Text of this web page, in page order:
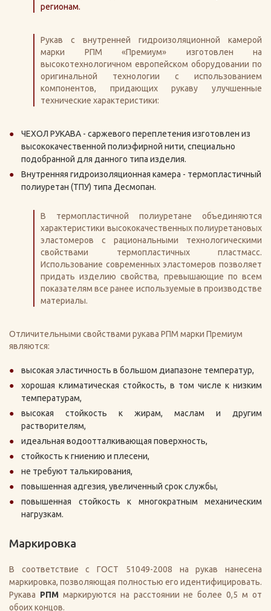
регионам.
Рукав с внутренней гидроизоляционной камерой
марки РПМ «Премиум» изготовлен на
высокотехнологичном европейском оборудовании по
оригинальной технологии с использованием
компонентов, придающих рукаву улучшенные
технические характеристики:
ЧЕХОЛ РУКАВА - саржевого переплетения изготовлен из
высококачественной полиэфирной нити, специально
подобранной для данного типа изделия.
Внутренняя гидроизоляционная камера - термопластичный
полиуретан (ТПУ) типа Десмопан.
В термопластичной полиуретане объединяются
характеристики высококачественных полиуретановых
эластомеров с рациональными технологическими
свойствами термопластичных пластмасс.
Использование современных эластомеров позволяет
придать изделию свойства, превышающие по всем
показателям все ранее используемые в производстве
материалы.
Отличительными свойствами рукава РПМ марки Премиум
являются:
высокая эластичность в большом диапазоне температур,
хорошая климатическая стойкость, в том числе к низким
температурам,
высокая стойкость к жирам, маслам и другим
растворителям,
идеальная водоотталкивающая поверхность,
стойкость к гниению и плесени,
не требуют талькирования,
повышенная адгезия, увеличенный срок службы,
повышенная стойкость к многократным механическим
нагрузкам.
Маркировка
В соответствие с ГОСТ 51049-2008 на рукав нанесена
маркировка, позволяющая полностью его идентифицировать.
Рукава РПМмаркируются на расстоянии не более 0,5 м от
обоих концов.